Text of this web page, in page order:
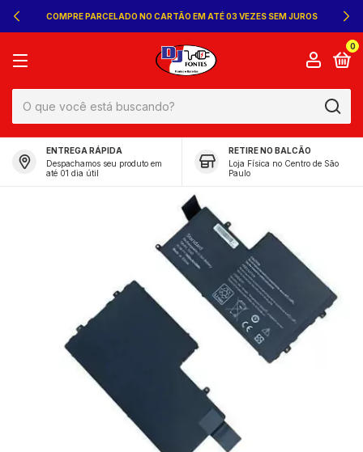
COMPRE PARCELADO NO CARTÃO EM ATÉ 03 VEZES SEM JUROS
0
ENTREGA RÁPIDA
Despachamos seu produto em
até 01 dia útil
RETIRE NO BALCÃO
Loja Física no Centro de São
Paulo